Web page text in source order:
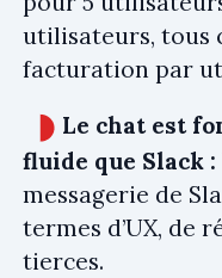
utilisateurs, tous
facturation par
Le chat est
fluide que Slack :
messagerie de
termes d’UX, de
tierces.